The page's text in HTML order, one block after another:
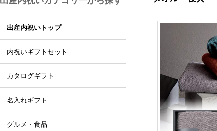
出産内祝いトップ
内祝いギフトセット
カタログギフト
名入れギフト
グルメ・食品